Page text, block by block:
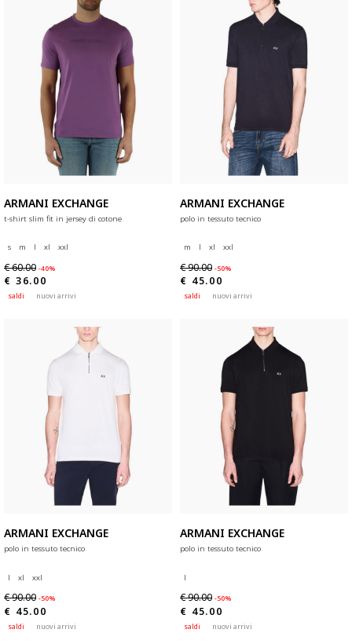
ARMANI EXCHANGE
t-shirt slim fit in jersey di cotone
s m l xl xxl
€ 60.00 -40%
€ 36.00
saldi nuovi arrivi
ARMANI EXCHANGE
polo in tessuto tecnico
m l xl xxl
€ 90.00 -50%
€ 45.00
saldi nuovi arrivi
ARMANI EXCHANGE
polo in tessuto tecnico
l xl xxl
€ 90.00 -50%
€ 45.00
saldi nuovi arrivi
ARMANI EXCHANGE
polo in tessuto tecnico
l
€ 90.00 -50%
€ 45.00
saldi nuovi arrivi